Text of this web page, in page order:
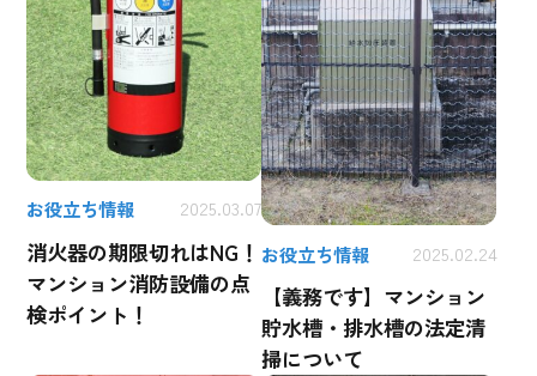
お役立ち情報 2025.03.07
消火器の期限切れはNG！
マンション消防設備の点
検ポイント！
お役立ち情報 2025.02.24
【義務です】マンション
貯水槽・排水槽の法定清
掃について